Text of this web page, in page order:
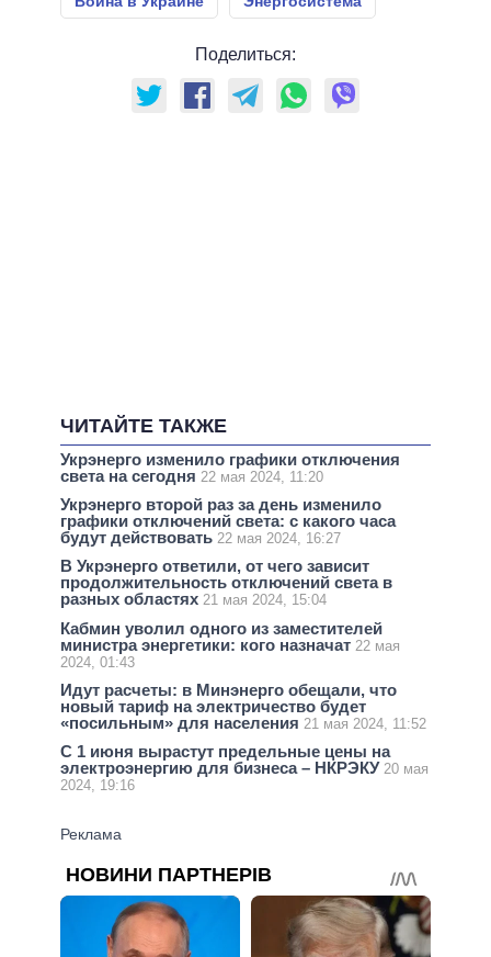
Поделиться:
ЧИТАЙТЕ ТАКЖЕ
Укрэнерго изменило графики отключения
света на сегодня 22 мая 2024, 11:20
Укрэнерго второй раз за день изменило
графики отключений света: с какого часа
будут действовать 22 мая 2024, 16:27
В Укрэнерго ответили, от чего зависит
продолжительность отключений света в
разных областях 21 мая 2024, 15:04
Кабмин уволил одного из заместителей
министра энергетики: кого назначат 22 мая
2024, 01:43
Идут расчеты: в Минэнерго обещали, что
новый тариф на электричество будет
«посильным» для населения 21 мая 2024, 11:52
С 1 июня вырастут предельные цены на
электроэнергию для бизнеса – НКРЭКУ 20 мая
2024, 19:16